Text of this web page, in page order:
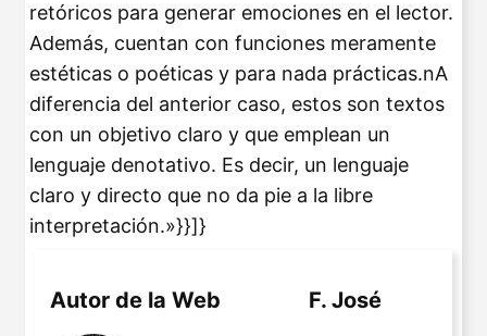
retóricos para generar emociones en el lector.
Además, cuentan con funciones meramente
estéticas o poéticas y para nada prácticas.nA
diferencia del anterior caso, estos son textos
con un objetivo claro y que emplean un
lenguaje denotativo. Es decir, un lenguaje
claro y directo que no da pie a la libre
interpretación.»}}]}
Autor de la Web F. José